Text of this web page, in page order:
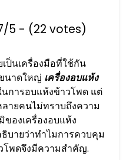
5 - (22 votes)
ป็นเครื่องมือที่ใช้กัน
นาดใหญ่ เครื่องอบแห้ง
การอบแห้งข้าวโพด แต่
ายคนไม่ทราบถึงความ
องเครื่องอบแห้ง
บายว่าทำไมการควบคุม
พดจึงมีความสำคัญ.